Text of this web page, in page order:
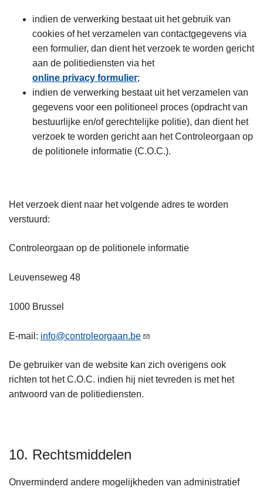
indien de verwerking bestaat uit het gebruik van
cookies of het verzamelen van contactgegevens via
een formulier, dan dient het verzoek te worden gericht
aan de politiediensten via het
online privacy formulier;
indien de verwerking bestaat uit het verzamelen van
gegevens voor een politioneel proces (opdracht van
bestuurlijke en/of gerechtelijke politie), dan dient het
verzoek te worden gericht aan het Controleorgaan op
de politionele informatie (C.O.C.).
Het verzoek dient naar het volgende adres te worden
verstuurd:
Controleorgaan op de politionele informatie
Leuvenseweg 48
1000 Brussel
E-mail: info@controleorgaan.be
De gebruiker van de website kan zich overigens ook
richten tot het C.O.C. indien hij niet tevreden is met het
antwoord van de politiediensten.
10. Rechtsmiddelen
Onverminderd andere mogelijkheden van administratief